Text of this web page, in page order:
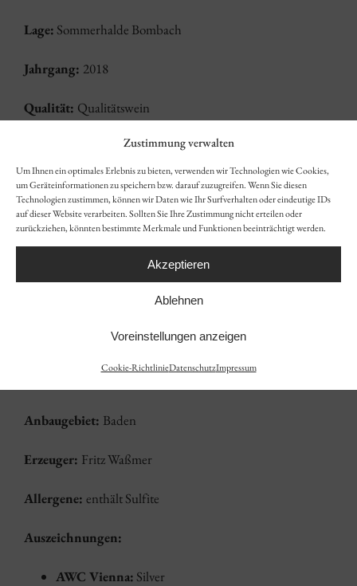
Zustimmung verwalten
Um Ihnen ein optimales Erlebnis zu bieten, verwenden wir Technologien wie Cookies,
um Geräteinformationen zu speichern bzw. darauf zuzugreifen. Wenn Sie diesen
Technologien zustimmen, können wir Daten wie Ihr Surfverhalten oder eindeutige IDs
auf dieser Website verarbeiten. Sollten Sie Ihre Zustimmung nicht erteilen oder
zurückziehen, könnten bestimmte Merkmale und Funktionen beeinträchtigt werden.
Akzeptieren
Ablehnen
Voreinstellungen anzeigen
Cookie-RichtlinieDatenschutzImpressum
Lage: Sommerhalde Bombach
Jahrgang: 2018
Qualität: Qualitätswein
trocken
Alkohol:13 % vol
Gesamtsäure:5,3 g/L
Trinktemperatur:16-18°C
Anbaugebiet: Baden
Erzeuger: Fritz Waßmer
Allergene: enthält Sulfite
Auszeichnungen:
AWC Vienna: Silver